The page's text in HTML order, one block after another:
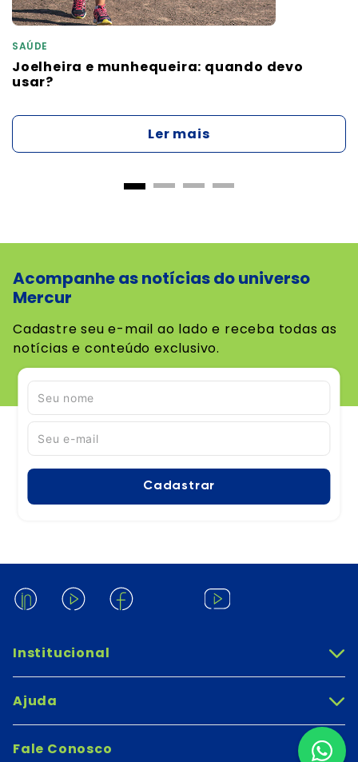
SAÚDE
Joelheira e munhequeira: quando devo
usar?
Ler mais
Acompanhe as notícias do universo
Mercur
Cadastre seu e-mail ao lado e receba todas as
notícias e conteúdo exclusivo.
Cadastrar
Institucional +
Ajuda +
Fale Conosco +